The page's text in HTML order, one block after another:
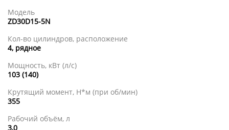
Модель
ZD30D15-5N
Кол-во цилиндров, расположение
4, рядное
Мощность, кВт (л/с)
103 (140)
Крутящий момент, Н*м (при об/мин)
355
Рабочий объём, л
3,0